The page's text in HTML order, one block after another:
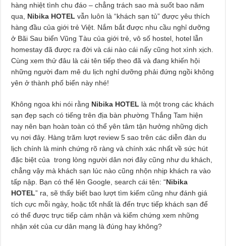
hàng nhiệt tình chu đáo – chẳng trách sao mà suốt bao năm
qua, Nibika HOTEL vẫn luôn là “khách sạn tủ” được yêu thích
hàng đầu của giới trẻ Việt. Nắm bắt được nhu cầu nghỉ dưỡng
ở Bãi Sau biển Vũng Tàu của giới trẻ, vô số hostel, hotel lẫn
homestay đã được ra đời và cái nào cái nấy cũng hot xình xịch.
Cùng xem thử đâu là cái tên tiếp theo đã và đang khiến hội
những người đam mê du lịch nghỉ dưỡng phải đứng ngồi không
yên ở thành phố biển này nhé!
Không ngoa khi nói rằng Nibika HOTEL là một trong các khách
sạn đẹp sạch có tiếng trên địa bàn phường Thắng Tam hiện
nay nên bạn hoàn toàn có thể yên tâm tận hưởng những dịch
vụ nơi đây. Hàng trăm lượt review 5 sao trên các diễn đàn du
lịch chính là minh chứng rõ ràng và chính xác nhất về sức hút
đặc biệt của trong lòng người dân nơi đây cũng như du khách,
chẳng vậy mà khách sạn lúc nào cũng nhộn nhịp khách ra vào
tấp nập. Bạn có thể lên Google, search cái tên: “Nibika
HOTEL” ra, sẽ thấy biết bao lượt tìm kiếm cũng như đánh giá
tích cực mỗi ngày, hoặc tốt nhất là đến trực tiếp khách sạn để
có thể được trực tiếp cảm nhận và kiểm chứng xem những
nhận xét của cư dân mạng là đúng hay không?